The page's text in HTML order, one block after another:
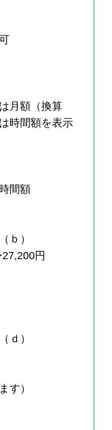
月額（換算
時間額を表示
間額
ｂ）
円
ｄ）
す）